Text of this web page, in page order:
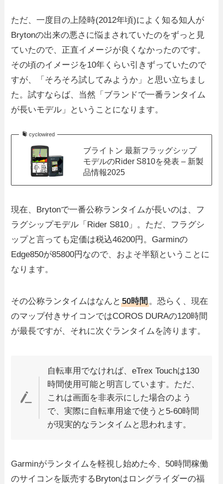
ただ、一度目の上陸時(2012年頃)によく知る知人が
Brytonの出来の悪さに悩まされていたのをずっと見
ていたので、正直イメージが良くなかったのです。
その頃のイメージを10年くらい引きずっていたので
すが、「そろそろ試してみようか」と思い立ちまし
た。試すならば、当然「ブランドで一番ランタイム
が長いモデル」ということになります。
cyclowired
ブライトン 最新フラッグシップ
モデルのRider S810を発表 – 新製
品情報2025
現在、Brytonで一番公称ランタイムが長いのは、フ
ラグシップモデル「Rider S810」。ただ、フラグシ
ップと言っても定価は税込46200円。Garminの
Edge850が85800円なので、およそ半額ということに
なります。
その公称ランタイムはなんと50時間。恐らく、現在
のマップ付きサイコンではCOROS DURAの120時間
が最長ですが、それに次ぐランタイムを誇ります。
自転車用でなければ、eTrex Touchは130
時間使用可能と明言しています。ただ、
これは画面を非表示にした場合のよう
で、実際に自転車用途で使うと5-60時間
が現実的なランタイムと思われます。
Garminがランタイムを軽視し始めた今、50時間稼働
のサイコンを販売するBrytonはロングライダーの福